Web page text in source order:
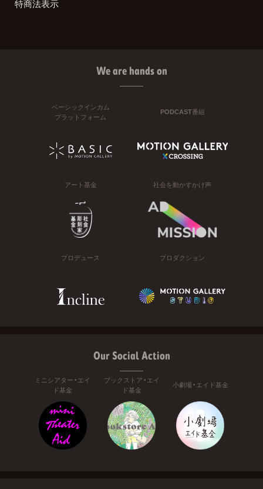
特商法表示
We are hands on
ベーシックインカム
プラットフォーム
PODCAST番組
アート基金 社会を動かすかけ声
プロデュース プロダクション
Our Social Action
ミニシアター・エイ
ド基金
ブックストア・エイ
ド基金
小劇場・エイド基金